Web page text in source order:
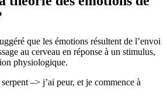
que les émotions résultent de l’envoi
au cerveau en réponse à un stimulus,
physiologique.
–> j’ai peur, et je commence à